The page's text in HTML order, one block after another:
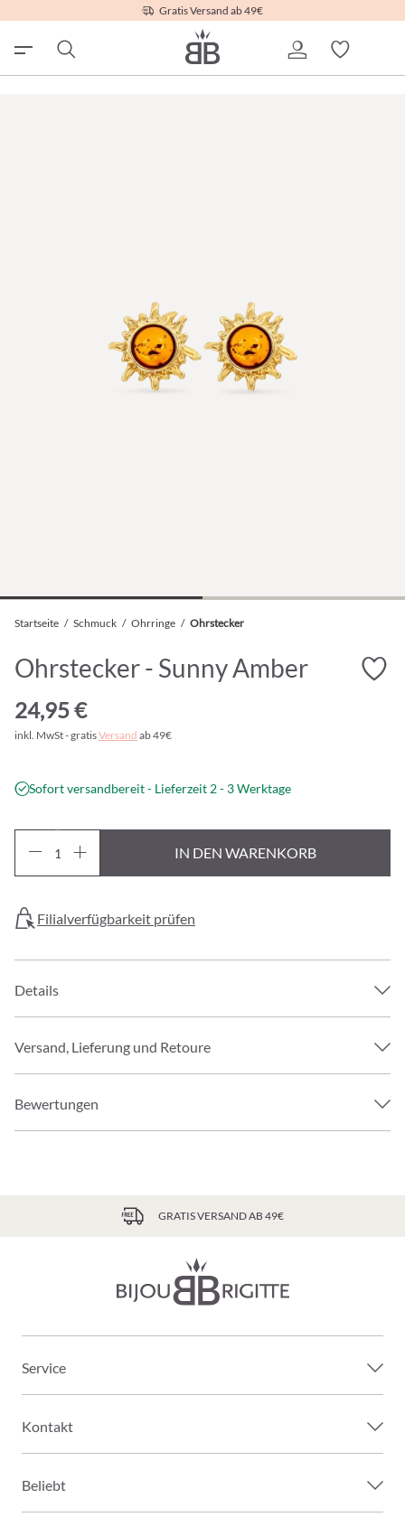
Gratis Versand ab 49€
Startseite / Schmuck / Ohrringe / Ohrstecker
Ohrstecker - Sunny Amber
24,95 €
inkl. MwSt - gratisVersand ab 49€
Sofort versandbereit - Lieferzeit 2 - 3 Werktage
IN DEN WARENKORB
Filialverfügbarkeit prüfen
Details
Versand, Lieferung und Retoure
Bewertungen
GRATIS VERSAND AB 49€
Service
Kontakt
Beliebt